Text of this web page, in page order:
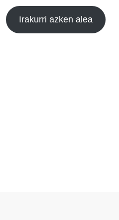
Irakurri azken alea